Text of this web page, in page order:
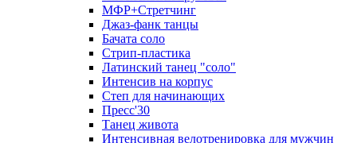
МФР+Стретчинг
Джаз-фанк танцы
Бачата соло
Стрип-пластика
Латинский танец "соло"
Интенсив на корпус
Степ для начинающих
Пресс'30
Танец живота
Интенсивная велотренировка для мужчин